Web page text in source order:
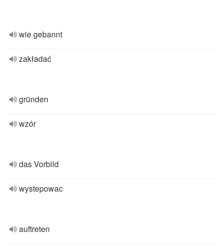
wie gebannt
zakładać
gründen
wzór
das Vorbild
wystepowac
auftreten